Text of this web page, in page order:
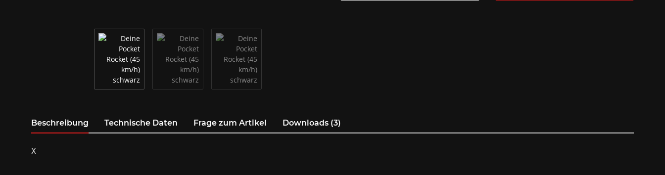
weitere Registerkarten anzeigen
Beschreibung Technische Daten Frage zum Artikel Downloads (3)
X